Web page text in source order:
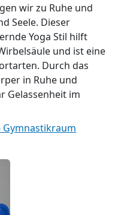
wir zu Ruhe und
Seele. Dieser
Yoga Stil hilft
und ist eine
Durch das
in Ruhe und
Gelassenheit im
Gymnastikraum